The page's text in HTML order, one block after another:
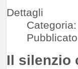
Dettagli
Il silenzio